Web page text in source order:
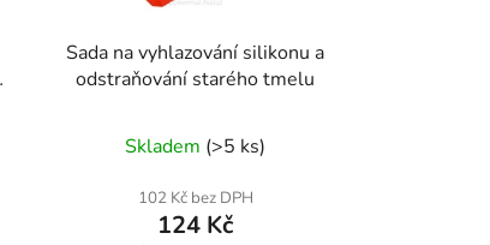
Sada na vyhlazování silikonu a
odstraňování starého tmelu
Skladem (>5 ks)
102 Kč bez DPH
124 Kč